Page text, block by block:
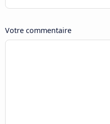
Votre commentaire